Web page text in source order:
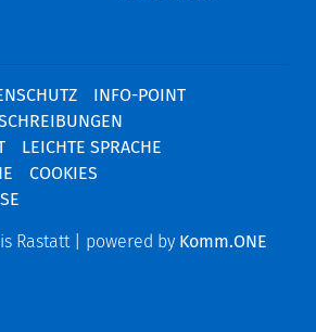
INFO-POINT
LEICHTE SPRACHE
COOKIES
Rastatt | powered by Komm.ONE